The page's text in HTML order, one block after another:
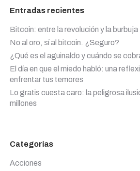
Entradas recientes
Bitcoin: entre la revolución y la burbuja
No al oro, sí al bitcoin. ¿Seguro?
¿Qué es el aguinaldo y cuándo se
El día en que el miedo habló: una
enfrentar tus temores
Lo gratis cuesta caro: la peligrosa
millones
Categorías
Acciones